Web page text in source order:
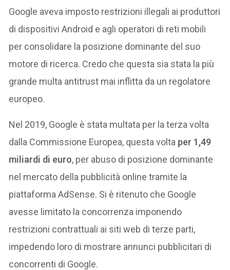
Google aveva imposto restrizioni illegali ai produttori
di dispositivi Android e agli operatori di reti mobili
per consolidare la posizione dominante del suo
motore di ricerca. Credo che questa sia stata la più
grande multa antitrust mai inflitta da un regolatore
europeo.
Nel 2019, Google è stata multata per la terza volta
dalla Commissione Europea, questa volta per 1,49
miliardi di euro, per abuso di posizione dominante
nel mercato della pubblicità online tramite la
piattaforma AdSense. Si è ritenuto che Google
avesse limitato la concorrenza imponendo
restrizioni contrattuali ai siti web di terze parti,
impedendo loro di mostrare annunci pubblicitari di
concorrenti di Google.